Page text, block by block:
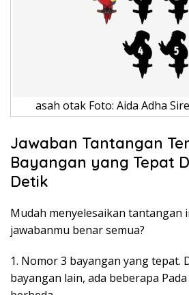
asah otak Foto: Aida Adha
Jawaban Tantangan
Bayangan yang Tepat
Detik
Mudah menyelesaikan tantangan
jawabanmu benar semua?
1. Nomor 3 bayangan yang tepat.
bayangan lain, ada beberapa